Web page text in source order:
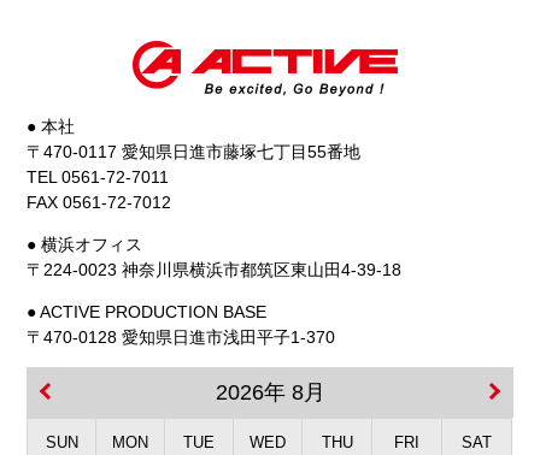
● 本社
〒470-0117 愛知県日進市藤塚七丁目55番地
TEL 0561-72-7011
FAX 0561-72-7012
● 横浜オフィス
〒224-0023 神奈川県横浜市都筑区東山田4-39-18
● ACTIVE PRODUCTION BASE
〒470-0128 愛知県日進市浅田平子1-370
2026年 8月
SUN MON TUE WED THU FRI SAT